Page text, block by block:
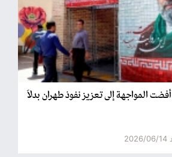
المواجهة إلى تعزيز نفوذ طهران بدلاً
14